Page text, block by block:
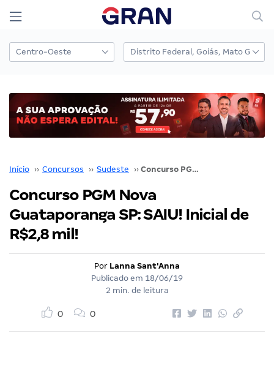
Início ›› Concursos ›› Sudeste ›› Concurso PGM Nova Guataporanga SP: SAIU! Inicial de R$2,8 mil!
Concurso PGM Nova
Guataporanga SP: SAIU! Inicial de
R$2,8 mil!
Por Lanna Sant'Anna
Publicado em 18/06/19
2 min. de leitura
0 0